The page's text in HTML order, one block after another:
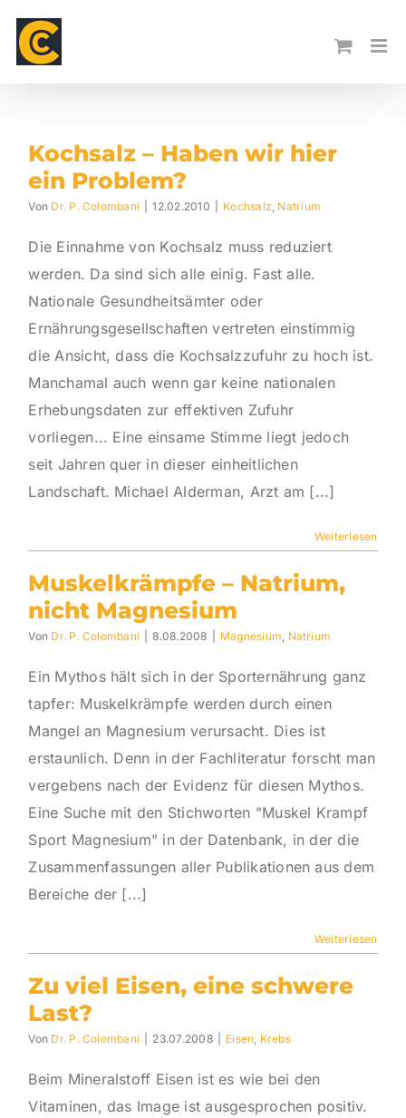
content
Kochsalz – Haben wir hier
ein Problem?
Von Dr. P. Colombani 12.02.2010 Kochsalz, Natrium
Die Einnahme von Kochsalz muss reduziert
werden. Da sind sich alle einig. Fast alle.
Nationale Gesundheitsämter oder
Ernährungsgesellschaften vertreten einstimmig
die Ansicht, dass die Kochsalzzufuhr zu hoch ist.
Manchamal auch wenn gar keine nationalen
Erhebungsdaten zur effektiven Zufuhr
vorliegen... Eine einsame Stimme liegt jedoch
seit Jahren quer in dieser einheitlichen
Landschaft. Michael Alderman, Arzt am [...]
Weiterlesen
Muskelkrämpfe – Natrium,
nicht Magnesium
Von Dr. P. Colombani 8.08.2008 Magnesium, Natrium
Ein Mythos hält sich in der Sporternährung ganz
tapfer: Muskelkrämpfe werden durch einen
Mangel an Magnesium verursacht. Dies ist
erstaunlich. Denn in der Fachliteratur forscht man
vergebens nach der Evidenz für diesen Mythos.
Eine Suche mit den Stichworten "Muskel Krampf
Sport Magnesium" in der Datenbank, in der die
Zusammenfassungen aller Publikationen aus dem
Bereiche der [...]
Weiterlesen
Zu viel Eisen, eine schwere
Last?
Von Dr. P. Colombani 23.07.2008 Eisen, Krebs
Beim Mineralstoff Eisen ist es wie bei den
Vitaminen, das Image ist ausgesprochen positiv.